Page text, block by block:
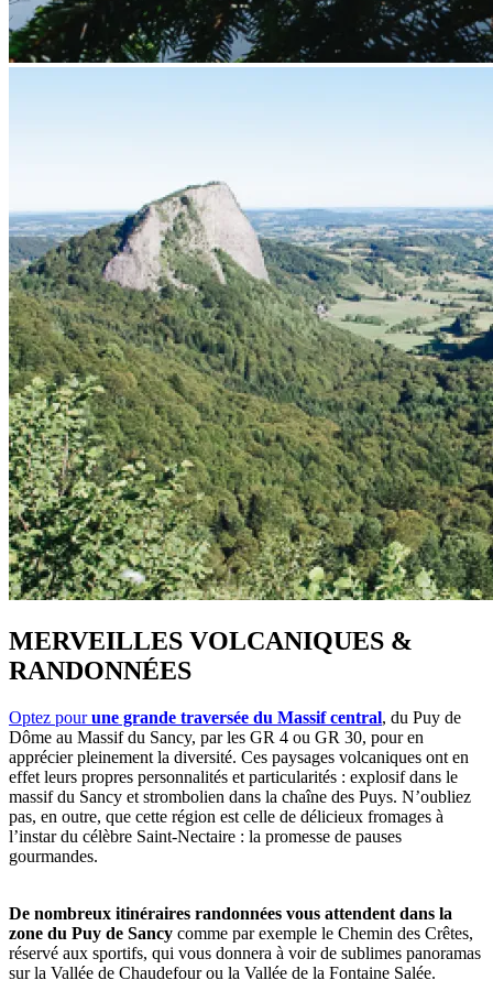
MERVEILLES VOLCANIQUES &
RANDONNÉES
Optez pourune grande traversée du Massif central, du Puy de
Dôme au Massif du Sancy, par les GR 4 ou GR 30, pour en
apprécier pleinement la diversité. Ces paysages volcaniques ont en
effet leurs propres personnalités et particularités : explosif dans le
massif du Sancy et strombolien dans la chaîne des Puys. N’oubliez
pas, en outre, que cette région est celle de délicieux fromages à
l’instar du célèbre Saint-Nectaire : la promesse de pauses
gourmandes.
De nombreux itinéraires randonnées vous attendent dans la
zone du Puy de Sancy comme par exemple le Chemin des Crêtes,
réservé aux sportifs, qui vous donnera à voir de sublimes panoramas
sur la Vallée de Chaudefour ou la Vallée de la Fontaine Salée.